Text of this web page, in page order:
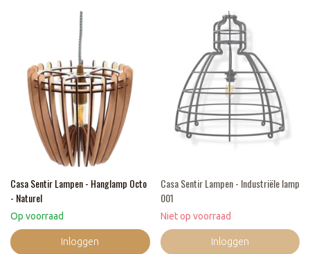
Casa Sentir Lampen - Hanglamp Octo
- Naturel
Op voorraad
Inloggen
Casa Sentir Lampen - Industriële lamp
001
Niet op voorraad
Inloggen